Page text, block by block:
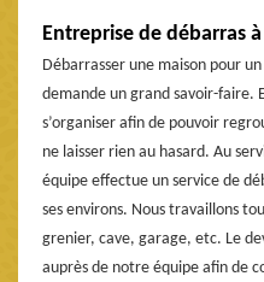
Entreprise de débarras
Débarrasser une maison pour
demande un grand savoir-faire.
s’organiser afin de pouvoir
ne laisser rien au hasard. Au
équipe effectue un service de
ses environs. Nous travaillons
grenier, cave, garage, etc. Le
auprès de notre équipe afin de